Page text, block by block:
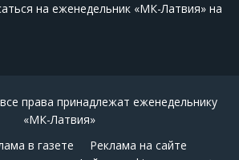
на еженедельник «МК-Латвия» на
права принадлежат еженедельнику
«МК-Латвия»
в газете
Реклама на сайте